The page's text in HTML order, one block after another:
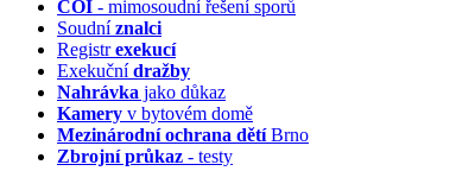
ČOI - mimosoudní řešení sporů
Soudníznalci
Registrexekucí
Exekučnídražby
Nahrávka jako důkaz
Kamery v bytovém domě
Mezinárodní ochrana dětíBrno
Zbrojní průkaz - testy